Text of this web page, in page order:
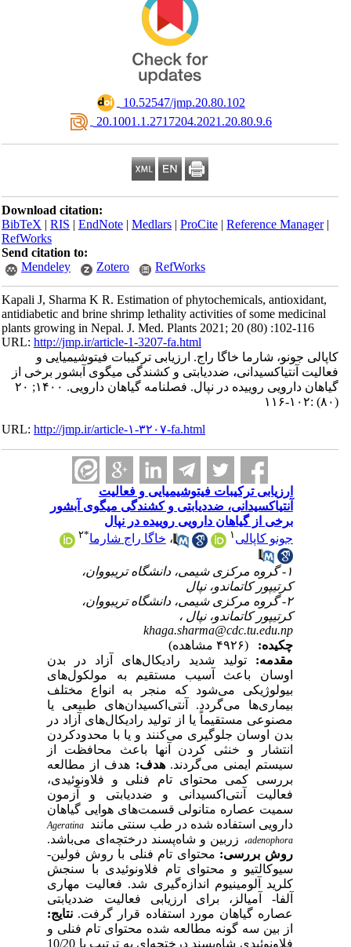
‎ 10.52547/jmp.20.80.102
‎ 20.1001.1.2717204.2021.20.80.9.6
Download citation:
BibTeX|RIS|EndNote|Medlars|ProCite|Reference Manager
RefWorks
Send citation to:
Mendeley
Zotero RefWorks
Kapali J, Sharma K R. Estimation of phytochemicals, antioxidant,
antidiabetic and brine shrimp lethality activities of some medicinal
plants growing in Nepal. J. Med. Plants 2021; 20 (80) :102-116
URL:http://jmp.ir/article-1-3207-fa.html
جونو، شارما خاگا راج. ارزیابی ترکیبات فیتوشیمیایی و
فعالیت آنتی‎اکسیدانی، ضددیابتی و کشندگی میگوی آب‎شور برخی از
گیاهان دارویی روییده در نپال. فصلنامه گياهان دارویی. ۱۴۰۰; ۲۰
URL:http://jmp.ir/article-۱-۳۲۰۷-fa.html
ارزیابی ترکیبات فیتوشیمیایی و فعالیت
آنتی‎اکسیدانی، ضددیابتی و کشندگی میگوی آب‎شور
برخی از گیاهان دارویی روییده در نپال
جونو کاپالی۱ ،خاگا راج شارما*
۱- گروه مرکزی شیمی، دانشگاه تریبووان،
کرتیپور کاتماندو، نپال
۲- گروه مرکزی شیمی، دانشگاه تریبووان،
کرتیپور کاتماندو، نپال ،
khaga.sharma@cdc.tu.edu.np
چکیده:
(۴۹۲۶ مشاهده)
مقدمه:تولید شدید رادیکال‌های آزاد در بدن
اوسان باعث آسیب مستقیم به مولکول‌های
بیولوژیکی می‌شود که منجر به انواع مختلف
بیماری‌ها می‌گردد. آنتی‌اکسیدان‌های طبیعی یا
مصنوعی مستقیماً یا از تولید رادیکال‌های آزاد در
بدن اوسان جلوگیری می‌کنند و یا با محدودکردن
انتشار و خنثی کردن آنها باعث محافظت از
سیستم ایمنی می‌گردند.هدف:هدف از مطالعه
بررسی کمی محتوای تام فنلی و فلاونوئیدی،
فعالیت آنتی‌اکسیدانی و ضددیابتی و آزمون
سمیت عصاره متانولی قسمت‌های هوایی گیاهان
دارویی استفاده شده در طب سنتی مانندAgeratina
adenophora، زربین و شاه‌پسند درختچه‌ای می‌باشد.
روش بررسی:محتوای تام فنلی با روش فولین-
سیوکالتیو و محتوای تام فلاونوئیدی با سنجش
کلرید آلومینیوم اندازه‌گیری شد. فعالیت مهاری
آلفا- آمیالز، برای ارزیابی فعالیت ضددیابتی
عصاره گیاهان مورد استفاده قرار گرفت.نتایج:
از بین سه گونه مطالعه شده محتوای تام فنلی و
فلاونوئیدی شاه‌پسند درختچه‌ای به ترتیب با 10/20